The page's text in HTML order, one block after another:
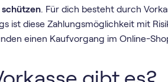
schützen. Für dich besteht durch
ist diese Zahlungsmöglichkeit mit
einen Kaufvorgang im Online-